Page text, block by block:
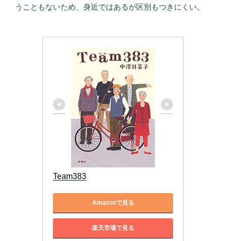
うこともないため、身近ではあるが区別もつきにくい。
Team383
Amazonで見る
楽天市場で見る